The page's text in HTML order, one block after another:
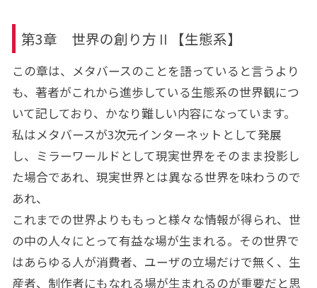
第3章 世界の創り方Ⅱ【生態系】
この章は、メタバースのことを語っていると言うより
も、著者がこれから進歩している生態系の世界観につ
いて記しており、かなり難しい内容になっています。
私はメタバースが3次元インターネットとして発展
し、ミラーワールドとして現実世界をそのまま投影し
た場合であれ、現実世界とは異なる世界を味わうので
あれ、
これまでの世界よりももっと様々な情報が得られ、世
の中の人々にとって有益な場が生まれる。その世界で
はあらゆる人が消費者、ユーザの立場だけで無く、生
産者、制作者にもなれる場が生まれるのが重要だと思